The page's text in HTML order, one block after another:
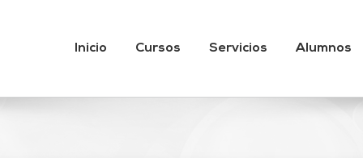
Inicio Cursos Servicios Alumnos